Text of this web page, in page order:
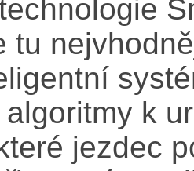
tu
k
jezdec